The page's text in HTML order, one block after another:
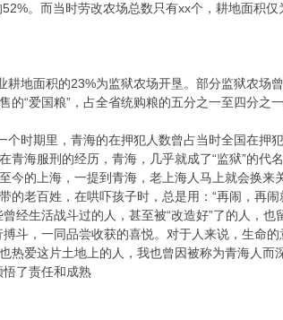
。而当时劳改农场总数只有xx个，耕地面积仅
地面积的23%为监狱农场开垦。部分监狱农场
的“爱国粮”，占全省统购粮的五分之一至四分之
个时期里，青海的在押犯人数曾占当时全国在押
海服刑的经历，青海，几乎就成了“监狱”的代
今的上海，一提到青海，老上海人马上就会换来
的老百姓，在哄吓孩子时，总是用：“再闹，再闹
经生活战斗过的人，甚至被“改造好”了的人，也
斗，一同品尝收获的喜悦。对于人来说，生命的
爱这片土地上的人，我也曾因被称为青海人而
了责任和成熟